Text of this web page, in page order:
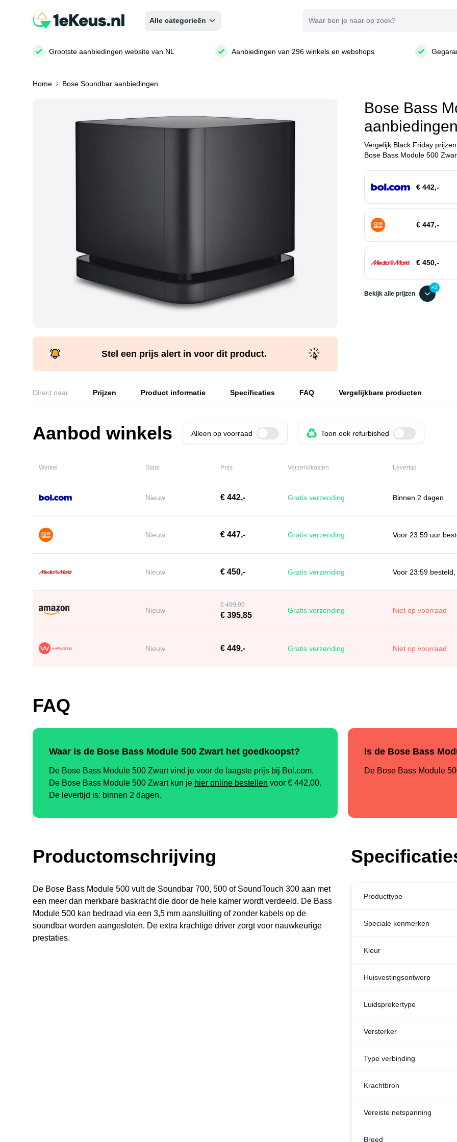
Alle categorieēn
Grootste aanbiedingen website van NL Aanbiedingen van 296 winkels en webshops
Home Bose Soundbar aanbiedingen
Stel een prijs alert in voor dit product.
Bose Bass
aanbiedingen
Vergelijk Black Friday
Bose Bass Module 500
€ 442,-
€ 447,-
€ 450,-
Bekijk alle prijzen
+2
Direct naar Prijzen Product informatie Specificaties FAQ Vergelijkbare producten
Aanbod winkels Alleen op voorraad Use setting Toon ook refurbished Use setting
Winkel Staat Prijs Verzendkosten Levertijd
Nieuw € 442,- Gratis verzending Binnen 2 dagen
Nieuw € 447,- Gratis verzending Voor 23.59 uur
Nieuw € 450,- Gratis verzending Voor 23:59
Nieuw
€ 499,95
€ 395,85
Gratis verzending Niet op voorraad
Nieuw € 449,- Gratis verzending Niet op voorraad
FAQ
Waar is de Bose Bass Module 500 Zwart het goedkoopst?
De Bose Bass Module 500 Zwart vind je voor de laagste prijs bij Bol.com.
De Bose Bass Module 500 Zwart kun je hier online bestellen voor € 442,00.
De levertijd is: binnen 2 dagen.
Is de Bose Bass
De Bose Bass Module
Productomschrijving
De Bose Bass Module 500 vult de Soundbar 700, 500 of SoundTouch 300 aan met
een meer dan merkbare baskracht die door de hele kamer wordt verdeeld. De Bass
Module 500 kan bedraad via een 3,5 mm aansluiting of zonder kabels op de
soundbar worden aangesloten. De extra krachtige driver zorgt voor nauwkeurige
prestaties.
Producttype
Speciale kenmerken
Kleur
Huisvestingsontwerp
Luidsprekertype
Versterker
Type verbinding
Krachtbron
Vereiste netspanning
Breed